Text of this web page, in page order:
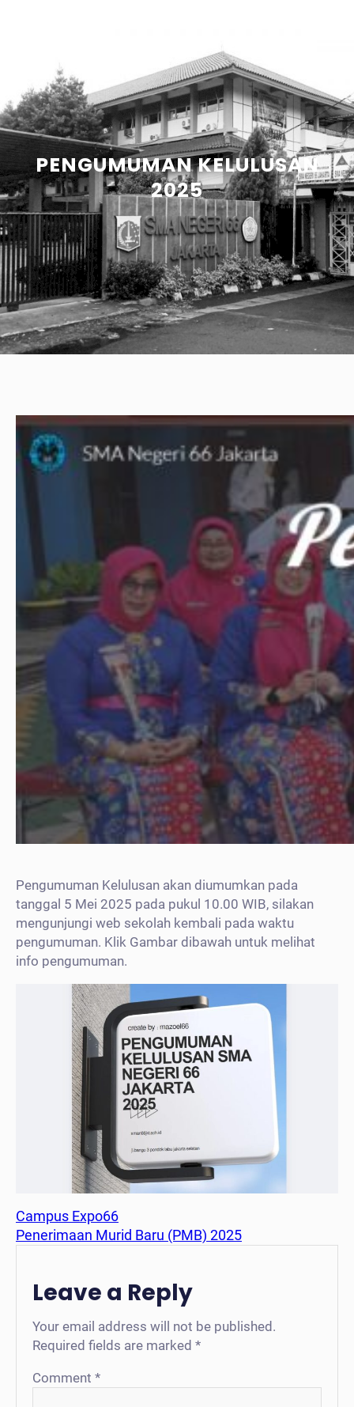
PENGUMUMAN KELULUSAN
2025
Pengumuman Kelulusan akan diumumkan pada
tanggal 5 Mei 2025 pada pukul 10.00 WIB, silakan
mengunjungi web sekolah kembali pada waktu
pengumuman. Klik Gambar dibawah untuk melihat
info pengumuman.
Campus Expo66
Penerimaan Murid Baru (PMB) 2025
Leave a Reply
Your email address will not be published.
Required fields are marked *
Comment *